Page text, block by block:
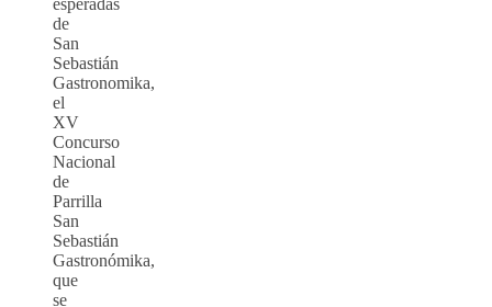
esperadas
de
San
Sebastián
Gastronomika,
el
XV
Concurso
Nacional
de
Parrilla
San
Sebastián
Gastronómika,
que
se